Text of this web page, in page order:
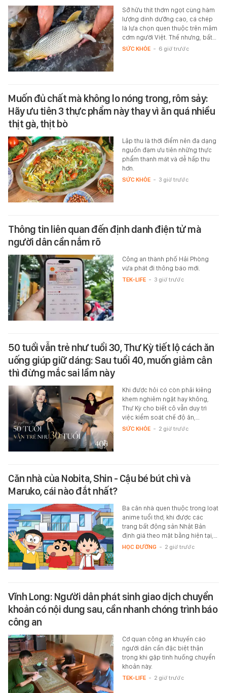
Sở hữu thịt thơm ngọt cùng hàm
lượng dinh dưỡng cao, cá chép
là lựa chọn quen thuộc trên mâm
cơm người Việt. Thế nhưng, bất…
SỨC KHỎE - 6 giờ trước
Muốn đủ chất mà không lo nóng trong, rôm sảy:
Hãy ưu tiên 3 thực phẩm này thay vì ăn quá nhiều
thịt gà, thịt bò
Lập thu là thời điểm nên đa dạng
nguồn đạm ưu tiên những thực
phẩm thanh mát và dễ hấp thu
hơn.
SỨC KHỎE - 3 giờ trước
Thông tin liên quan đến định danh điện tử mà
người dân cần nắm rõ
Công an thành phố Hải Phòng
vừa phát đi thông báo mới.
TEK-LIFE - 3 giờ trước
50 tuổi vẫn trẻ như tuổi 30, Thư Kỳ tiết lộ cách ăn
uống giúp giữ dáng: Sau tuổi 40, muốn giảm cân
thì đừng mắc sai lầm này
Khi được hỏi có còn phải kiêng
khem nghiêm ngặt hay không,
Thư Kỳ cho biết cô vẫn duy trì
việc kiểm soát chế độ ăn,…
SỨC KHỎE - 2 giờ trước
Căn nhà của Nobita, Shin - Cậu bé bút chì và
Maruko, cái nào đắt nhất?
Ba căn nhà quen thuộc trong loạt
anime tuổi thơ, khi được các
trang bất động sản Nhật Bản
định giá theo mặt bằng hiện tại,…
HỌC ĐƯỜNG - 2 giờ trước
Vĩnh Long: Người dân phát sinh giao dịch chuyển
khoản có nội dung sau, cần nhanh chóng trình báo
công an
Cơ quan công an khuyến cáo
người dân cần đặc biệt thận
trọng khi gặp tình huống chuyển
khoản này.
TEK-LIFE - 2 giờ trước